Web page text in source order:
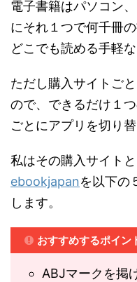
電子書籍はパソコン
にそれ１つで何千冊
どこでも読める手軽な
ただし購入サイトご
ので、できるだけ１
ごとにアプリを切り
私はその購入サイト
ebookjapanを以下の
します。
おすすめするポイン
ABJマークを掲